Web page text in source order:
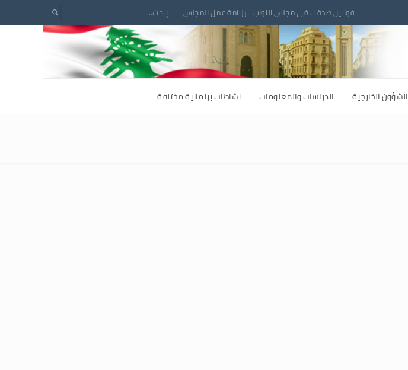
قوانين صدقت في مجلس النواب رزنامة عمل المجلس
الشؤون الخارجية الدراسات والمعلومات نشاطات برلمانية مختلفة